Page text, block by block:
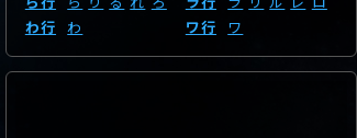
わ行 わ
ワ行
ワ